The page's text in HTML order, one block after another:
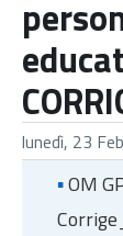
lunedì, 23
▪OM